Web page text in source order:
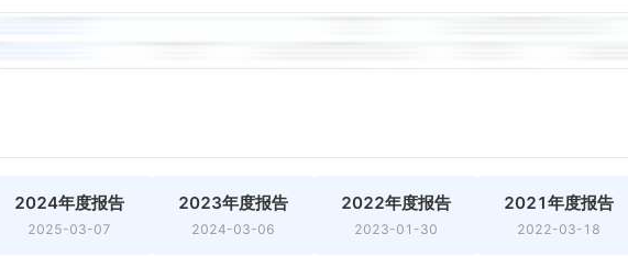
2024年度报告
2025-03-07
2023年度报告
2024-03-06
2022年度报告
2023-01-30
2021年度报告
2022-03-18